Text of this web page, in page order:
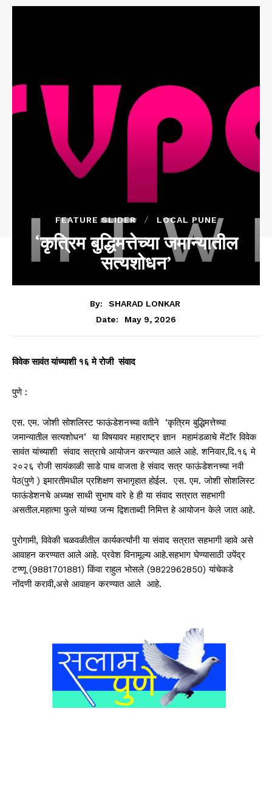
FEATURE SLIDER LOCAL PUNE
‘कृत्रिम बुद्धिमत्तेच्या जमान्यातील
सत्यशोधन’
By:
SHARAD LONKAR
Date:
May 9, 2026
विवेक सावंत यांच्याशी १६ मे रोजी संवाद
पुणे :
एस. एम. जोशी सोशलिस्ट फाऊंडेशनच्या वतीने ‘कृत्रिम बुद्धिमत्तेच्या
जमान्यातील सत्यशोधन’ या विषयावर महाराष्ट्र ज्ञान महामंडळाचे मेंटॉर विवेक
सावंत यांच्याशी संवाद सत्राचे आयोजन करण्यात आले आहे. शनिवार,दि.१६ मे
२०२६ रोजी सायंकाळी साडे पाच वाजता हे संवाद सत्र फाऊंडेशनच्या नवी
पेठ(पुणे ) इमारतीमधील प्रशिक्षण सभागृहात होईल. एस. एम. जोशी सोशलिस्ट
फाऊंडेशनचे अध्यक्ष साथी सुभाष वारे हे ही या संवाद सत्रात सहभागी
असतील.महात्मा फुले यांच्या जन्म द्विशताब्दी निमित्त हे आयोजन केले जात आहे.
पुरोगामी, विवेकी चळवळीतील कार्यकर्त्यांनी या संवाद सत्रात सहभागी व्हावे असे
आवाहन करण्यात आले आहे. प्रवेश विनामूल्य आहे.सहभाग घेण्यासाठी उपेंद्र
टण्णू (9881701881) किंवा राहुल भोसले (9822962850) यांचेकडे
नोंदणी करावी,असे आवाहन करण्यात आले आहे.